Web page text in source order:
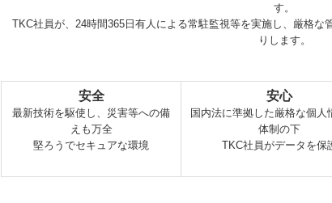
す。
TKC社員が、24時間365日有人による常駐監視等を実施し、厳格
りします。
安全
最新技術を駆使し、災害等への備
えも万全
堅ろうでセキュアな環境
安心
国内法に準拠した厳格な個人
体制の下
TKC社員がデータを保